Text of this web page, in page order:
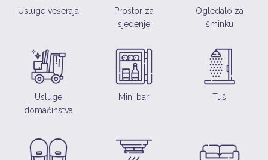
Usluge vešeraja
Prostor za
sjedenje
Ogledalo za
šminku
Usluge
domaćinstva
Mini bar Tuš